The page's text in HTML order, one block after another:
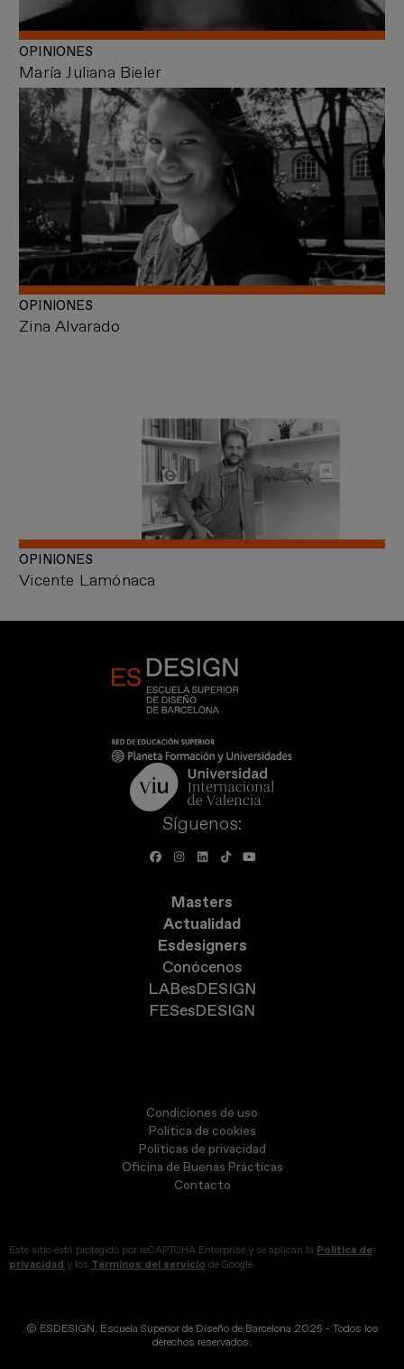
María Juliana Bieler
OPINIONES
Zina Alvarado
OPINIONES
Vicente Lamónaca
OPINIONES
Síguenos:
Masters
Actualidad
Esdesigners
Conócenos
LABesDESIGN
FESesDESIGN
Condiciones de uso
Política de cookies
Políticas de privacidad
Oficina de Buenas Prácticas
Contacto
Este sitio está protegido por reCAPTCHA Enterprise y se aplican la Política de
privacidad y los Términos del servicio de Google.
© ESDESIGN. Escuela Superior de Diseño de Barcelona 2025 - Todos los
derechos reservados.